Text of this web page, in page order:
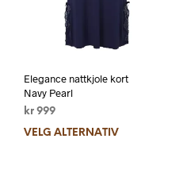
Elegance nattkjole kort
Navy Pearl
kr 999
VELG ALTERNATIV